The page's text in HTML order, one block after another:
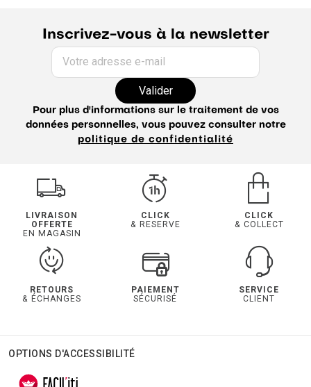
Inscrivez-vous à la newsletter
Votre adresse e-mail
Valider
Pour plus d'informations sur le traitement de vos
données personnelles, vous pouvez consulter notre
politique de confidentialité
LIVRAISON
OFFERTE
EN MAGASIN
CLICK
& RESERVE
CLICK
& COLLECT
RETOURS
& ÉCHANGES
PAIEMENT
SÉCURISÉ
SERVICE
CLIENT
OPTIONS D'ACCESSIBILITÉ